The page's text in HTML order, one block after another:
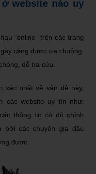
website nào uy
“online” trên các trang
càng được ưa chuộng.
dễ tra cứu.
xác nhất về vấn đề này,
các website uy tín như:
thông tin có độ chính
bởi các chuyên gia đầu
được.